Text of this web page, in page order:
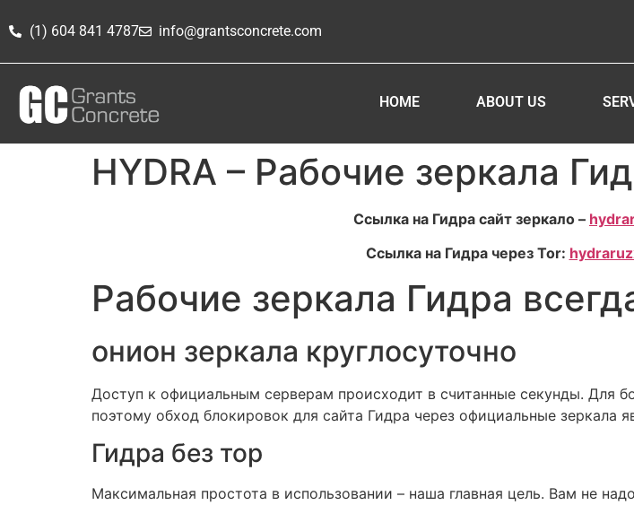
(1) 604 841 4787 info@grantsconcrete.com
HOME ABOUT US
HYDRA – Рабочие зеркала
Ссылка на Гидра сайт зеркало –
Ссылка на Гидра через Tor:
Рабочие зеркала Гидра
онион зеркала круглосуточно
Доступ к официальным серверам происходит в считанные секунды. Для
поэтому обход блокировок для сайта Гидра через официальные зеркала
Гидра без тор
Максимальная простота в использовании – наша главная цель. Вам не